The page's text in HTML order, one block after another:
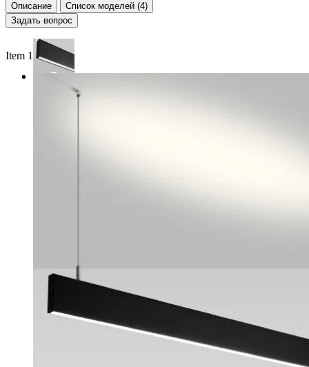
Описание
Список моделей (4)
Задать вопрос
Item 1 of 2